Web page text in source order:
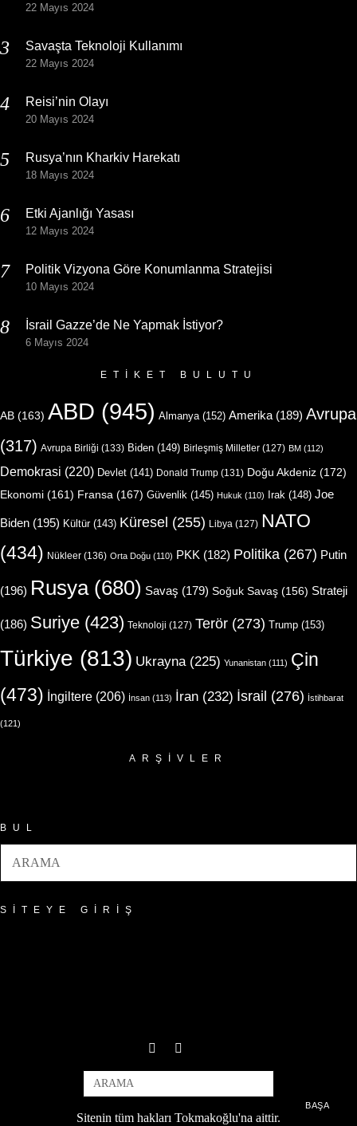
22 Mayıs 2024
Savaşta Teknoloji Kullanımı
22 Mayıs 2024
Reisi’nin Olayı
20 Mayıs 2024
Rusya’nın Kharkiv Harekatı
18 Mayıs 2024
Etki Ajanlığı Yasası
12 Mayıs 2024
Politik Vizyona Göre Konumlanma Stratejisi
10 Mayıs 2024
İsrail Gazze’de Ne Yapmak İstiyor?
6 Mayıs 2024
ETIKET BULUTU
AB (163) ABD (945) Almanya (152) Amerika (189) Avrupa
(317) Avrupa Birliği (133) Biden (149) Birleşmiş Milletler (127) BM (112)
Demokrasi (220) Devlet (141) Donald Trump (131) Doğu Akdeniz (172)
Ekonomi (161) Fransa (167) Güvenlik (145) Hukuk (110) Irak (148) Joe
Biden (195) Kültür(143) Küresel (255) Libya (127) NATO
(434) Nükleer (136) Orta Doğu (110) PKK (182) Politika (267) Putin
(196) Rusya(680) Savaş (179) Soğuk Savaş (156) Strateji
(186) Suriye (423) Teknoloji (127) Terör (273) Trump (153)
Türkiye (813) Ukrayna (225) Yunanistan (111) Çin
(473) İngiltere (206) İnsan (113) İran (232) İsrail (276) İstihbarat
(121)
ARŞIVLER
BUL
SITEYE GIRIŞ
Sitenin tüm hakları Tokmakoğlu'na aittir.
BAŞA